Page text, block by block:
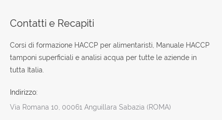
Contatti e Recapiti
Corsi di formazione HACCP per alimentaristi, Manuale HACCP
tamponi superficiali e analisi acqua per tutte le aziende in
tutta Italia.
Indirizzo:
Via Romana 10, 00061 Anguillara Sabazia (ROMA)